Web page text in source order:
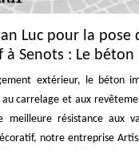
Luc pour la pose
à Senots : Le
extérieur, le béton
carrelage et aux
meilleure résistance aux
notre entreprise